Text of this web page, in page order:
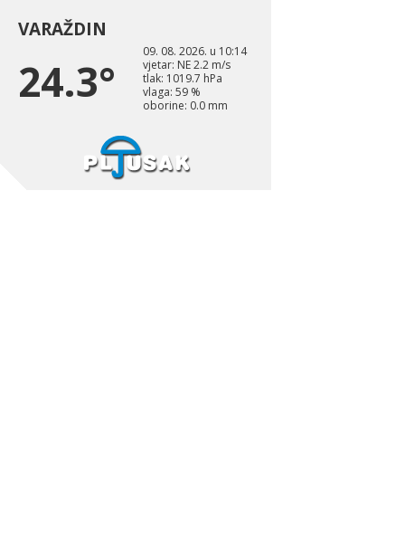
VARAŽDIN
24.3°
09. 08. 2026. u 10:14
vjetar: NE 2.2 m/s
tlak: 1019.7 hPa
vlaga: 59 %
oborine: 0.0 mm